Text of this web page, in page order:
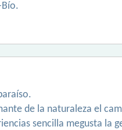
de la naturaleza el
sencilla megusta la